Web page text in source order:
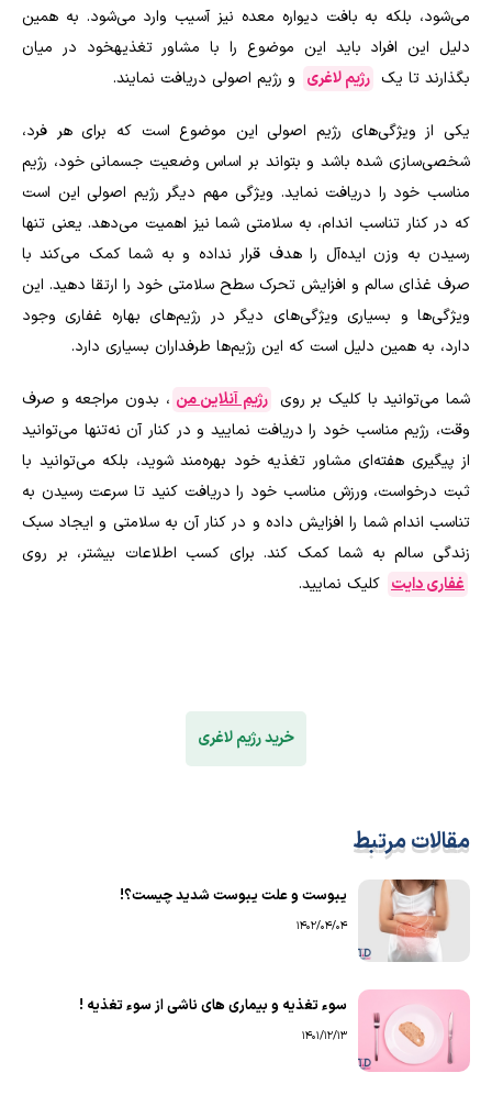
می‌شود، بلکه به بافت دیواره معده نیز آسیب وارد می‌شود. به همین
دلیل این افراد باید این موضوع را با مشاور تغذیهخود در میان
بگذارند تا یک رژیم لاغری و رژیم اصولی دریافت نمایند.
یکی از ویژگی‌های رژیم اصولی این موضوع است که برای هر فرد،
شخصی‌سازی شده باشد و بتواند بر اساس وضعیت جسمانی خود، رژیم
مناسب خود را دریافت نماید. ویژگی مهم دیگر رژیم اصولی این است
که در کنار تناسب اندام، به سلامتی شما نیز اهمیت می‌دهد. یعنی تنها
رسیدن به وزن ایده‌آل را هدف قرار نداده و به شما کمک می‌کند با
صرف غذای سالم و افزایش تحرک سطح سلامتی خود را ارتقا دهید. این
ویژگی‌ها و بسیاری ویژگی‌های دیگر در رژیم‌های بهاره غفاری وجود
دارد، به همین دلیل است که این رژیم‌ها طرفداران بسیاری دارد.
شما می‌توانید با کلیک بر روی رژیم آنلاین من ، بدون مراجعه و صرف
وقت، رژیم مناسب خود را دریافت نمایید و در کنار آن نه‌تنها می‌توانید
از پیگیری هفته‌ای مشاور تغذیه خود بهره‌مند شوید، بلکه می‌توانید با
ثبت درخواست، ورزش مناسب خود را دریافت کنید تا سرعت رسیدن به
تناسب اندام شما را افزایش داده و در کنار آن به سلامتی و ایجاد سبک
زندگی سالم به شما کمک کند. برای کسب اطلاعات بیشتر، بر روی
غفاری دایت کلیک نمایید.
خرید رژیم لاغری
مقالات مرتبط
یبوست و علت یبوست شدید چیست؟!
1402/04/04
سوء تغذیه و بیماری های ناشی از سوء تغذیه !
1401/12/13